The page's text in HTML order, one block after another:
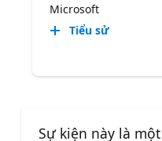
Microsoft
Tiểu sử
Sự kiện này là